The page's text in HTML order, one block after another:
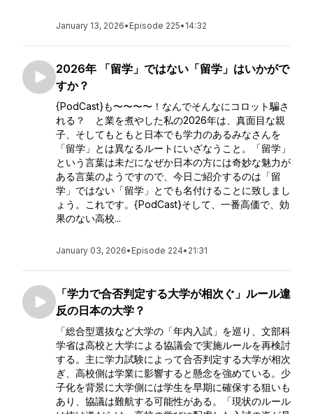
January 13, 2026• Episode 225• 14:32
2026年 「留学」ではない「留学」はいかがで
すか？
{PodCast}も〜〜〜〜！なんでそんなにコロット騙さ
れる？ と業を煮やした私の2026年は、真面目な親
子、そしてもともと日本でも学力のあるみなさんを
「留学」とは異なるルートにいざなうこと。「留学」
という言葉は未だになぜか日本の方には奇妙な魅力が
ある言葉のようですので、今日ご紹介するのは「留
学」ではない「留学」とでも名付けることに致しまし
ょう。これです。{PodCast}そして、一番高価で、効
果のない高校...
January 03, 2026• Episode 224• 21:31
「学力で合否判定する大学が相次ぐ」ルール違
反の日本の大学？
「総合型選抜など大学の「年内入試」を巡り、文部科
学省は高校と大学による協議会で実施ルールを再検討
する。主に学力試験によって合否判定する大学が相次
ぎ、高校側は学業に影響すると懸念を強めている。少
子化を背景に大学側には学生を早期に確保する狙いも
あり、協議は難航する可能性がある。「現状のルール